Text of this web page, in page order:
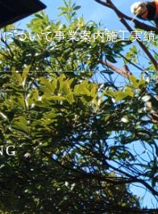
について事業案内施工実績